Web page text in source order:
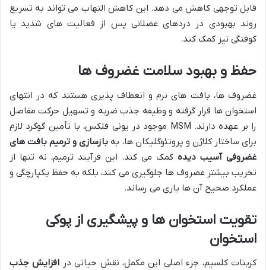
قابل توجهی کاهش می دهد. این کاهش التهاب می تواند به تسریع
روند بهبودی در دردهای عضلانی پس از فعالیت های شدید یا
کوفتگی نیز کمک کند.
حفظ و بهبود سلامت غضروف ها
غضروف ها، بافت های نرم و انعطاف پذیری هستند که در انتهای
استخوان ها قرار گرفته و وظیفه جذب ضربه و تسهیل حرکت مفاصل
را بر عهده دارند. MSM موجود در یونی فلکس، با تأمین گوگرد لازم
برای ساختار کلاژن و پروتئوگلیکان ها، به بازسازی و ترمیم بافت های
غضروفی آسیب دیده کمک می کند. این فرآیند ترمیم، نه تنها از
تخریب بیشتر غضروف ها جلوگیری می کند، بلکه به حفظ یکپارچگی و
عملکرد صحیح آن ها یاری می رساند.
تقویت استخوان ها و پیشگیری از پوکی
استخوان
کربنات کلسیم، جزء اصلی این مکمل، نقش حیاتی در افزایش جذب